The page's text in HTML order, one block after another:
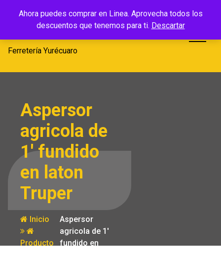
Ahora puedes comprar en Linea. Aprovecha todos los
descuentos que tenemos para ti. Descartar
Ferretería
Yurécuaro
Ferretería Yurécuaro
Aspersor
agricola de
1′ fundido
en laton
Truper
Inicio
Producto
Aspersor
agricola de 1′
fundido en